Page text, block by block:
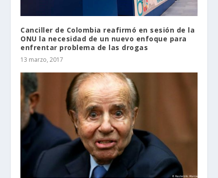
Canciller de Colombia reafirmó en sesión de la
ONU la necesidad de un nuevo enfoque para
enfrentar problema de las drogas
13 marzo, 2017